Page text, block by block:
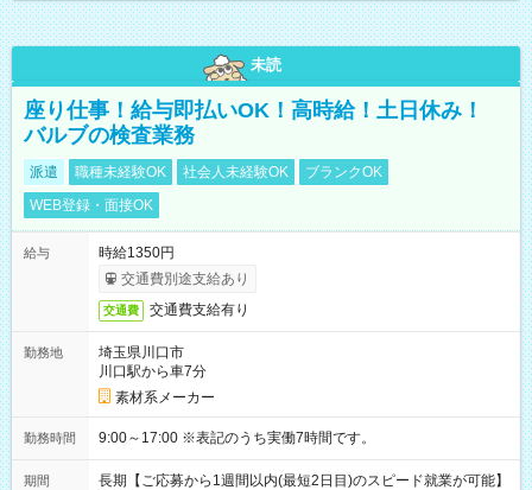
未読
座り仕事！給与即払いOK！高時給！土日休み！
バルブの検査業務
派遣 職種未経験OK 社会人未経験OK
ブランクOK
WEB登録・面接OK
給与
時給1350円
交通費別途支給あり
交通費 交通費支給有り
勤務地
埼玉県川口市
川口駅から車7分
素材系メーカー
勤務時間 9:00～17:00 ※表記のうち実働7時間です。
期間
長期【ご応募から1週間以内(最短2日目)のスピード就業が可能】